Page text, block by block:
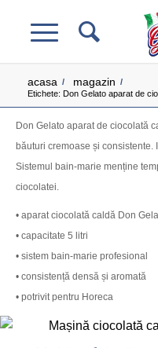
acasa / magazin /
Etichete: Don Gelato aparat de
Don Gelato aparat de ciocolată
băuturi cremoase și
Sistemul bain-marie menține
ciocolatei.
• aparat ciocolată caldă Don
• capacitate 5 litri
• sistem bain-marie profesional
• consistență densă și aromată
• potrivit pentru Horeca